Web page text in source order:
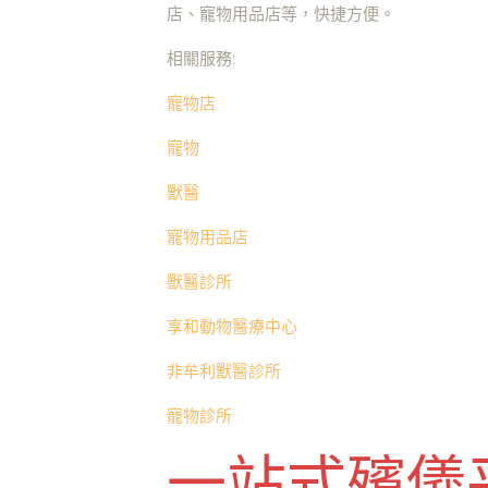
店、寵物用品店等，快捷方便。
相關服務:
寵物店
寵物
獸醫
寵物用品店
獸醫診所
享和動物醫療中心
非牟利獸醫診所
寵物診所